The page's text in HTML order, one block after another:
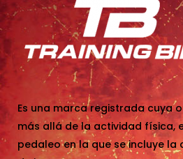
Es una marca registrada cuya
más allá de la actividad física,
pedaleo en la que se incluye